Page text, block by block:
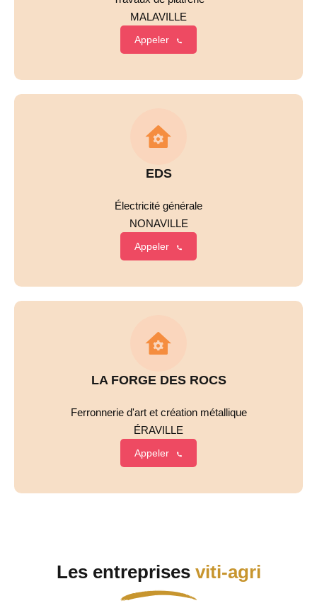
MALAVILLE
Appeler
EDS
Électricité générale
NONAVILLE
Appeler
LA FORGE DES ROCS
Ferronnerie d'art et création métallique
ÉRAVILLE
Appeler
Les entreprises viti-agri